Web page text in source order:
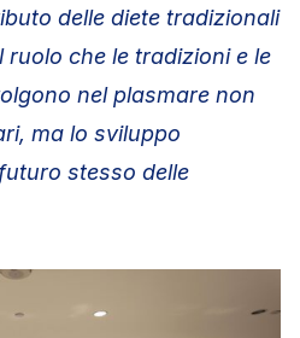
delle diete tradizionali
che le tradizioni e le
nel plasmare non
ma lo sviluppo
stesso delle